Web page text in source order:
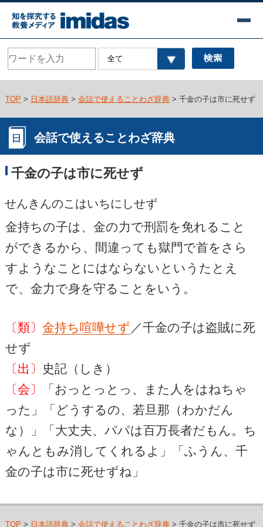
TOP > 日本語辞典> 会話で使えることわざ辞典> 千金の子は市に死せず
会話で使えることわざ辞典
千金の子は市に死せず
せんきんのこはいちにしせず
金持ちの子は、金の力で刑罰を免れること
ができるから、間違っても獄門で首をさら
すようなことにはならないというたとえ
で、金力で身を守ることをいう。
〔類〕 金持ち喧嘩せず ／千金の子は盗賊に死
せず
〔出〕
史記（しき）
〔会〕
「おっとっとっ、また人をはねちゃ
った」「どうするの、若旦那（わかだん
な）」「大丈夫、パパは百万長者だもん。ち
ゃんともみ消してくれるよ」「ふうん、千
金の子は市に死せずね」
TOP > 日本語辞典> 会話で使えることわざ辞典> 千金の子は市に死せず